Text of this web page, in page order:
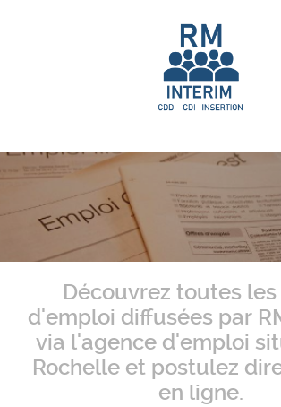
Découvrez toutes
d'emploi diffusées par
via l'agence d'emploi
Rochelle et postulez
en ligne.